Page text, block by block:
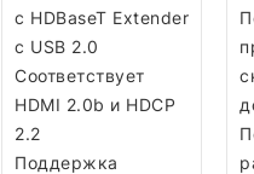
с HDBaseT Extender
с USB 2.0
Соответствует
HDMI 2.0b и HDCP
2.2
Поддержка